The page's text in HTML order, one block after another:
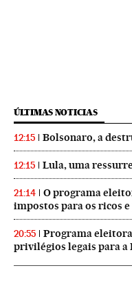
ÚLTIMAS NOTICIAS
12:15 Bolsonaro, a
12:15 Lula, uma
21:14
O programa
impostos para os ricos
20:55
Programa
privilégios legais para a